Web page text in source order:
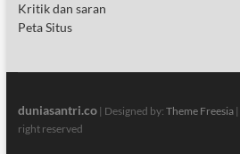
Kritik dan saran
Peta Situs
duniasantri.co| Designed by: Theme Freesia|
right reserved